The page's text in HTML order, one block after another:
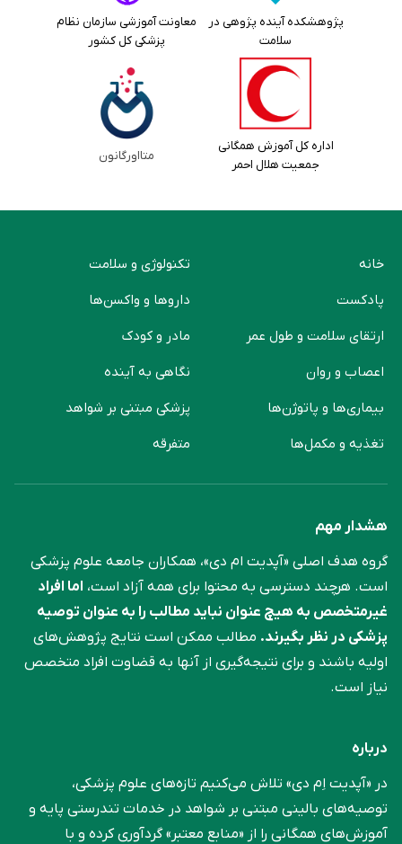
پژوهشکده آینده پژوهی در
سلامت
معاونت آموزشی سازمان نظام
پزشکی کل کشور
اداره کل آموزش همگانی
جمعیت هلال احمر
متااورگانون
خانه
پادکست
ارتقای سلامت و طول عمر
اعصاب و روان
بیماری‌ها و پاتوژن‌ها
تغذیه و مکمل‌ها
تکنولوژی و سلامت
دارو‌ها و واکسن‌ها
مادر و کودک
نگاهی به آینده
پزشکی مبتنی بر شواهد
متفرقه
هشدار مهم
گروه هدف اصلی «آپدیت ام دی»، همکاران جامعه علوم ‌پزشکی
است. هرچند دسترسی به محتوا برای همه آزاد است، اما افراد
غیرمتخصص به هیچ عنوان نباید مطالب را به عنوان توصیه
پزشکی در نظر بگیرند. مطالب ممکن است نتایج پژوهش‌های
اولیه باشند و برای نتیجه‌گیری از آنها به قضاوت افراد متخصص
نیاز است.
درباره
در «آپدیت اِم دی» تلاش می‌کنیم تازه‌های علوم پزشکی،
توصیه‌های بالینی مبتنی بر شواهد در خدمات تندرستی پایه و
آموزش‌های همگانی را از «منابع معتبر» گردآوری کرده و با